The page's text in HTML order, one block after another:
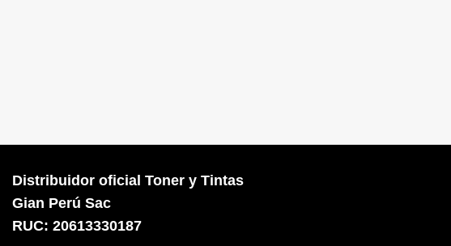
Distribuidor oficial Toner y Tintas
Gian Perú Sac
RUC: 20613330187